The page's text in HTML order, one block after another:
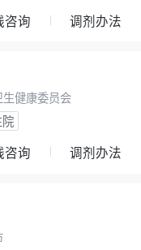
咨询 调剂办法
生健康委员会
咨询 调剂办法